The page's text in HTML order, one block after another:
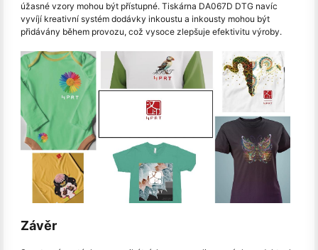
úžasné vzory mohou být přístupné. Tiskárna DA067D DTG navíc
vyvíjí kreativní systém dodávky inkoustu a inkousty mohou být
přidávány během provozu, což vysoce zlepšuje efektivitu výroby.
Závěr